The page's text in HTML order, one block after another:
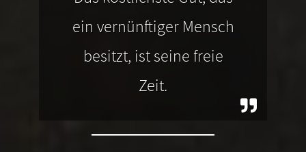
ein vernünftiger Mensch
besitzt, ist seine freie
Zeit.